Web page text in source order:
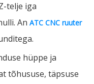
telje iga
An ATC CNC ruuter
hüppe ja
tõhususe, täpsuse